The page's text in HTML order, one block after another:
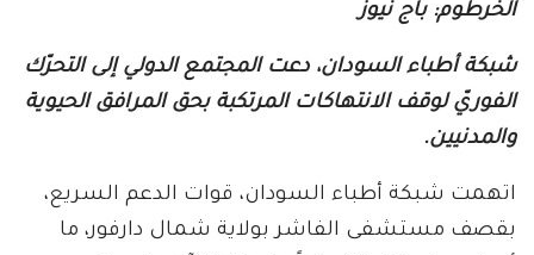
الخرطوم: باج نيوز
شبكة أطباء السودان، دعت المجتمع الدولي إلى التحرّك
الفوريّ لوقف الانتهاكات المرتكبة بحق المرافق الحيوية
والمدنيين.
اتهمت شبكة أطباء السودان، قوات الدعم السريع،
بقصف مستشفى الفاشر بولاية شمال دارفور، ما